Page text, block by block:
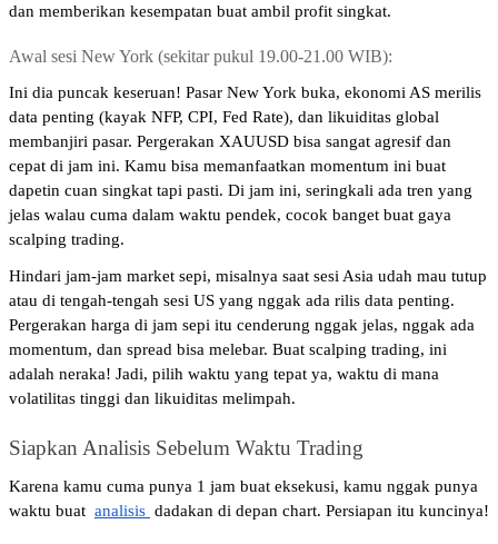
dan memberikan kesempatan buat ambil profit singkat.
Awal sesi New York (sekitar pukul 19.00-21.00 WIB):
Ini dia puncak keseruan! Pasar New York buka, ekonomi AS merilis
data penting (kayak NFP, CPI, Fed Rate), dan likuiditas global
membanjiri pasar. Pergerakan XAUUSD bisa sangat agresif dan
cepat di jam ini. Kamu bisa memanfaatkan momentum ini buat
dapetin cuan singkat tapi pasti. Di jam ini, seringkali ada tren yang
jelas walau cuma dalam waktu pendek, cocok banget buat gaya
scalping trading.
Hindari jam-jam market sepi, misalnya saat sesi Asia udah mau tutup
atau di tengah-tengah sesi US yang nggak ada rilis data penting.
Pergerakan harga di jam sepi itu cenderung nggak jelas, nggak ada
momentum, dan spread bisa melebar. Buat scalping trading, ini
adalah neraka! Jadi, pilih waktu yang tepat ya, waktu di mana
volatilitas tinggi dan likuiditas melimpah.
Siapkan Analisis Sebelum Waktu Trading
Karena kamu cuma punya 1 jam buat eksekusi, kamu nggak punya
waktu buat analisis dadakan di depan chart. Persiapan itu kuncinya!